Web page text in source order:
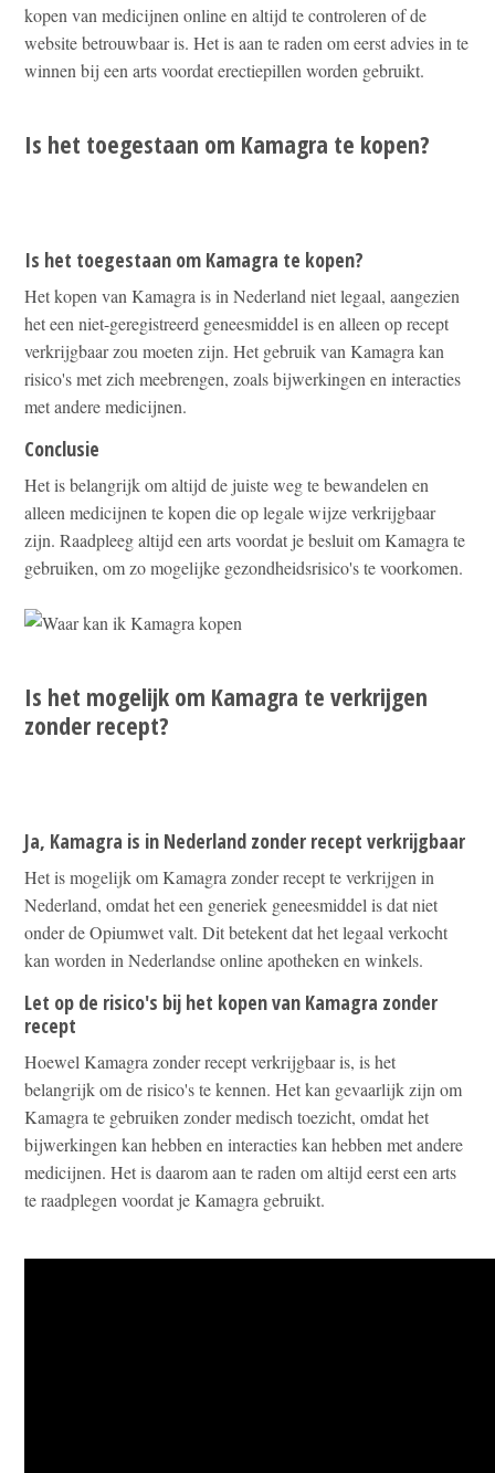
kopen van medicijnen online en altijd te controleren of de
website betrouwbaar is. Het is aan te raden om eerst advies in te
winnen bij een arts voordat erectiepillen worden gebruikt.
Is het toegestaan om Kamagra te kopen?
Is het toegestaan om Kamagra te kopen?
Het kopen van Kamagra is in Nederland niet legaal, aangezien
het een niet-geregistreerd geneesmiddel is en alleen op recept
verkrijgbaar zou moeten zijn. Het gebruik van Kamagra kan
risico's met zich meebrengen, zoals bijwerkingen en interacties
met andere medicijnen.
Conclusie
Het is belangrijk om altijd de juiste weg te bewandelen en
alleen medicijnen te kopen die op legale wijze verkrijgbaar
zijn. Raadpleeg altijd een arts voordat je besluit om Kamagra te
gebruiken, om zo mogelijke gezondheidsrisico's te voorkomen.
Is het mogelijk om Kamagra te verkrijgen
zonder recept?
Ja, Kamagra is in Nederland zonder recept verkrijgbaar
Het is mogelijk om Kamagra zonder recept te verkrijgen in
Nederland, omdat het een generiek geneesmiddel is dat niet
onder de Opiumwet valt. Dit betekent dat het legaal verkocht
kan worden in Nederlandse online apotheken en winkels.
Let op de risico's bij het kopen van Kamagra zonder
recept
Hoewel Kamagra zonder recept verkrijgbaar is, is het
belangrijk om de risico's te kennen. Het kan gevaarlijk zijn om
Kamagra te gebruiken zonder medisch toezicht, omdat het
bijwerkingen kan hebben en interacties kan hebben met andere
medicijnen. Het is daarom aan te raden om altijd eerst een arts
te raadplegen voordat je Kamagra gebruikt.